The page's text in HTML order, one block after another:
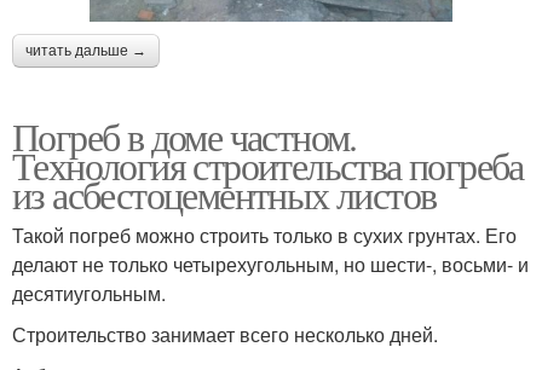
читать дальше →
Погреб в доме частном.
Технология строительства погреба
из асбестоцементных листов
Такой погреб можно строить только в сухих грунтах. Его
делают не только четырехугольным, но шести-, восьми- и
десятиугольным.
Строительство занимает всего несколько дней.